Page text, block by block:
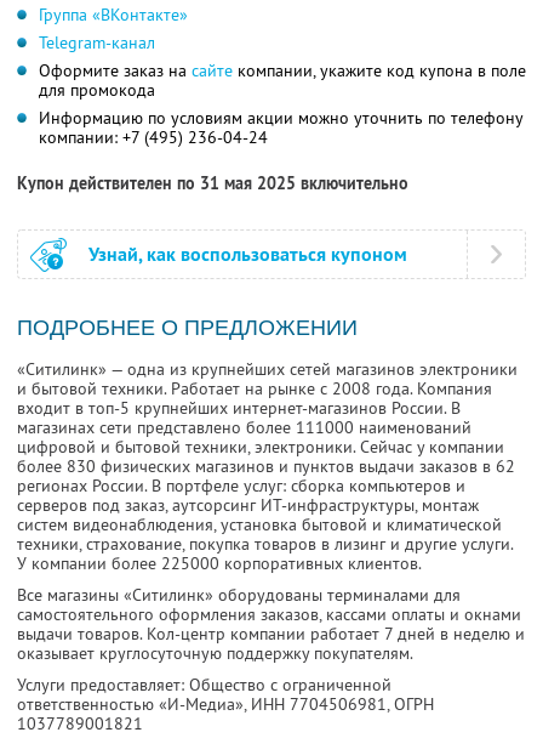
Группа «ВКонтакте»
Telegram-канал
Оформите заказ на сайте компании, укажите код купона в поле
для промокода
Информацию по условиям акции можно уточнить по телефону
компании: +7 (495) 236-04-24
Купон действителен по 31 мая 2025 включительно
Узнай, как воспользоваться купоном
ПОДРОБНЕЕ О ПРЕДЛОЖЕНИИ
«Ситилинк» — одна из крупнейших сетей магазинов электроники
и бытовой техники. Работает на рынке с 2008 года. Компания
входит в топ-5 крупнейших интернет-магазинов России. В
магазинах сети представлено более 111000 наименований
цифровой и бытовой техники, электроники. Сейчас у компании
более 830 физических магазинов и пунктов выдачи заказов в 62
регионах России. В портфеле услуг: сборка компьютеров и
серверов под заказ, аутсорсинг ИТ-инфраструктуры, монтаж
систем видеонаблюдения, установка бытовой и климатической
техники, страхование, покупка товаров в лизинг и другие услуги.
У компании более 225000 корпоративных клиентов.
Все магазины «Ситилинк» оборудованы терминалами для
самостоятельного оформления заказов, кассами оплаты и окнами
выдачи товаров. Кол-центр компании работает 7 дней в неделю и
оказывает круглосуточную поддержку покупателям.
Услуги предоставляет: Общество с ограниченной
ответственностью «И-Медиа», ИНН 7704506981, ОГРН
1037789001821